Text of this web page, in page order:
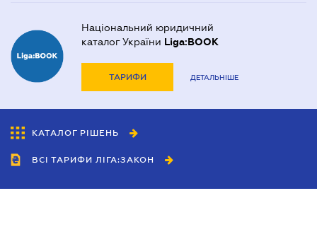
Національний юридичний
каталог України Liga:BOOK
ТАРИФИ ДЕТАЛЬНІШЕ
КАТАЛОГ РІШЕНЬ
ВСІ ТАРИФИ ЛІГА:ЗАКОН